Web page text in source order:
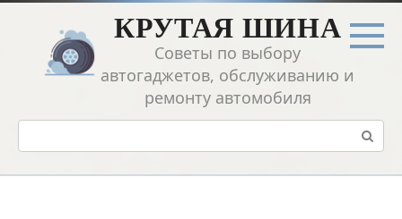
Перейти
контенту
КРУТАЯ ШИНА
Советы по выбору
автогаджетов, обслуживанию и
ремонту автомобиля
Поиск: